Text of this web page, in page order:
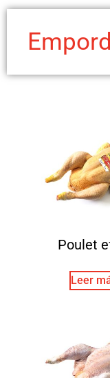
Poulet
Leer